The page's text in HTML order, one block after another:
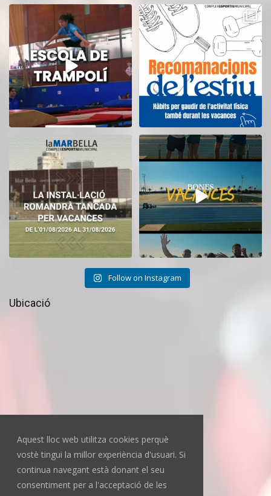
Aquest lloc web utilitza cookies perquè
vostè tingui la millor experiència d'usuari. Si
continua navegant està donant el seu
consentiment per a l'acceptació de les
Inscriu-te a l’Escola de Trampolí
del CEM
8 0
Aquest estiu, continua movent-te
i cuidant-te! ...
5 0
El CEM La Mar Bella romandrà
tancat durant el...
11
Tanquem una nova temporada al
CEM La Mar Bella. ...
Follow on Instagram
Ubicació